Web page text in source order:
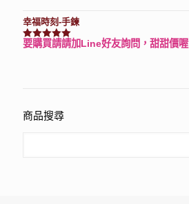
幸福時刻-手鍊
評分3150滿分 5
要購買請請加Line好友詢問，甜甜價喔
商品搜尋